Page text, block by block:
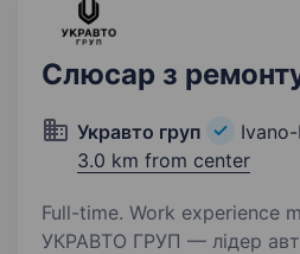
Слюсар з
Укравто груп
3.0 km from center
Full-time. Work experience
УКРАВТО ГРУП — лідер